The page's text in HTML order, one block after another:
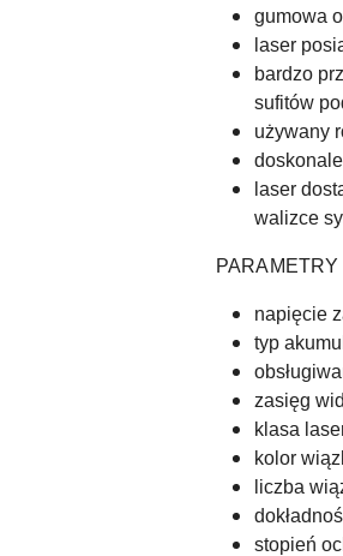
gumowa
laser
bardzo
sufitów
używany
laser
walizce
napięcie
typ
zasięg
klasa
kolor
liczba
stopień